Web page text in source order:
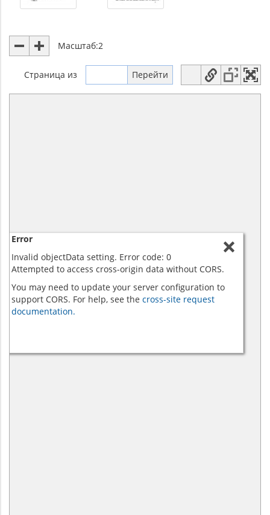
Масштаб:2
Страница из
Error
Invalid objectData setting. Error code: 0
Attempted to access cross-origin data without CORS.
You may need to update your server configuration to
support CORS. For help, see the cross-site request
documentation.